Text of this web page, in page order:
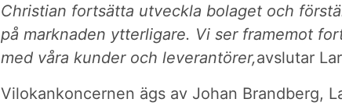
Christian fortsätta utveckla bolaget och
på marknaden ytterligare. Vi ser framemot
med våra kunder och leverantörer,avslutar
Vilokankoncernen ägs av Johan Brandberg,